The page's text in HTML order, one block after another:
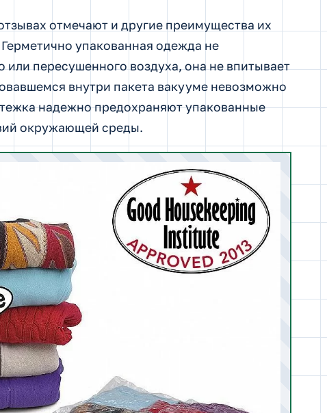
отмечают и другие преимущества их
Герметично упакованная одежда не
или пересушенного воздуха, она не впитывает
внутри пакета вакууме невозможно
надежно предохраняют упакованные
окружающей среды.